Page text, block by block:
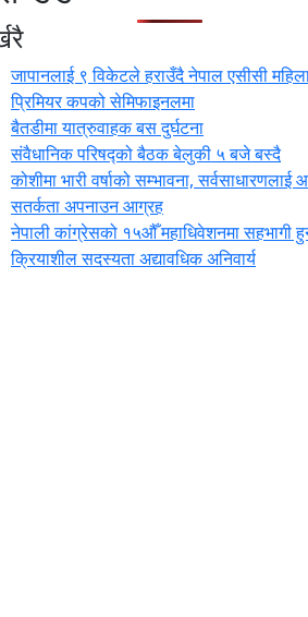
जापानलाई ९ विकेटले हराउँदै नेपाल एसीसी
प्रिमियर कपको सेमिफाइनलमा
बैतडीमा यात्रुवाहक बस दुर्घटना
संवैधानिक परिषद्को बैठक बेलुकी ५ बजे बस्दै
कोशीमा भारी वर्षाको सम्भावना,
सतर्कता अपनाउन आग्रह
नेपाली कांग्रेसको १५औँ महाधिवेशनमा सहभागी
क्रियाशील सदस्यता अद्यावधिक अनिवार्य